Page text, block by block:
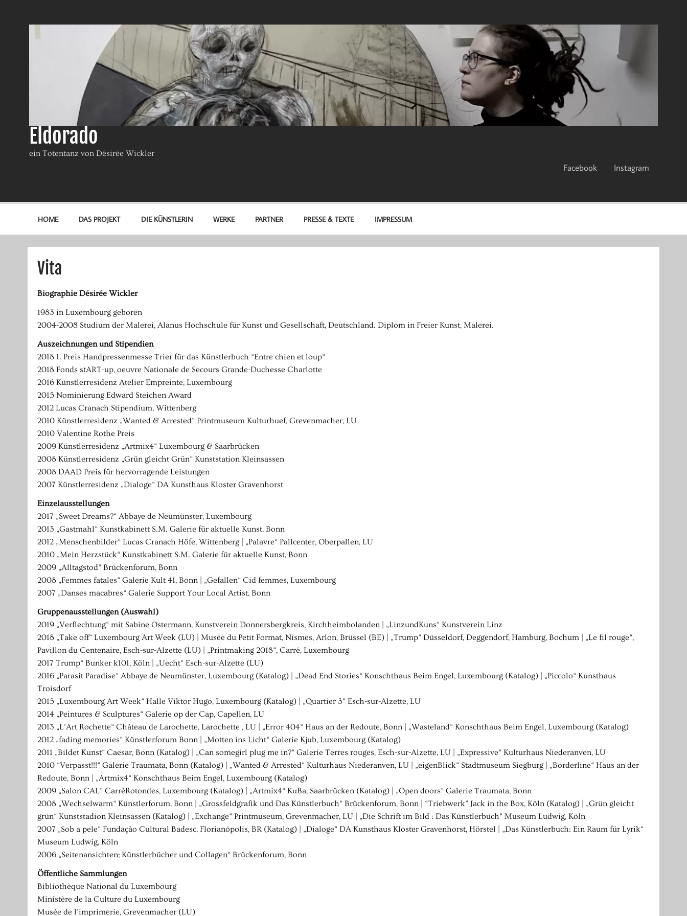
Eldorado
ein Totentanz von Désirée Wickler
Facebook Instagram
HOME DAS PROJEKT DIE KÜNSTLERIN WERKE PARTNER PRESSE & TEXTE IMPRESSUM
Vita
Biographie Désirée Wickler
1983 in Luxembourg geboren
2004-2008 Studium der Malerei, Alanus Hochschule für Kunst und Gesellschaft, Deutschland. Diplom in Freier Kunst, Malerei.
Auszeichnungen und Stipendien
2018 1. Preis Handpressenmesse Trier für das Künstlerbuch “Entre chien et loup“
2018 Fonds stART-up, oeuvre Nationale de Secours Grande-Duchesse Charlotte
2016 Künstlerresidenz Atelier Empreinte, Luxembourg
2015 Nominierung Edward Steichen Award
2012 Lucas Cranach Stipendium, Wittenberg
2010 Künstlerresidenz „Wanted & Arrested“ Printmuseum Kulturhuef, Grevenmacher, LU
2010 Valentine Rothe Preis
2009 Künstlerresidenz „Artmix4“ Luxembourg & Saarbrücken
2008 Künstlerresidenz „Grün gleicht Grün“ Kunststation Kleinsassen
2008 DAAD Preis für hervorragende Leistungen
2007 Künstlerresidenz „Dialoge“ DA Kunsthaus Kloster Gravenhorst
Einzelausstellungen
2017 „Sweet Dreams?“ Abbaye de Neumünster, Luxembourg
2013 „Gastmahl“ Kunstkabinett S.M. Galerie für aktuelle Kunst, Bonn
2012 „Menschenbilder“ Lucas Cranach Höfe, Wittenberg | „Palavre“ Pallcenter, Oberpallen, LU
2010 „Mein Herzstück“ Kunstkabinett S.M. Galerie für aktuelle Kunst, Bonn
2009 „Alltagstod“ Brückenforum, Bonn
2008 „Femmes fatales“ Galerie Kult 41, Bonn | „Gefallen“ Cid femmes, Luxembourg
2007 „Danses macabres“ Galerie Support Your Local Artist, Bonn
Gruppenausstellungen (Auswahl)
2019 „Verflechtung“ mit Sabine Ostermann, Kunstverein Donnersbergkreis, Kirchheimbolanden | „LinzundKuns“ Kunstverein Linz
2018 „Take off“ Luxembourg Art Week (LU) | Musée du Petit Format, Nismes, Arlon, Brüssel (BE) | „Trump“ Düsseldorf, Deggendorf, Hamburg, Bochum | „Le fil rouge“,
Pavillon du Centenaire, Esch-sur-Alzette (LU) | „Printmaking 2018“, Carré, Luxembourg
2017 Trump“ Bunker k101, Köln | „Uecht“ Esch-sur-Alzette (LU)
2016 „Parasit Paradise“ Abbaye de Neumünster, Luxembourg (Katalog) | „Dead End Stories“ Konschthaus Beim Engel, Luxembourg (Katalog) | „Piccolo“ Kunsthaus
Troisdorf
2015 „Luxembourg Art Week“ Halle Viktor Hugo, Luxembourg (Katalog) | „Quartier 3“ Esch-sur-Alzette, LU
2014 „Peintures & Sculptures“ Galerie op der Cap, Capellen, LU
2013 „L’Art Rochette“ Château de Larochette, Larochette , LU | „Error 404“ Haus an der Redoute, Bonn | „Wasteland“ Konschthaus Beim Engel, Luxembourg (Katalog)
2012 „fading memories“ Künstlerforum Bonn | „Motten ins Licht“ Galerie Kjub, Luxembourg (Katalog)
2011 „Bildet Kunst“ Caesar, Bonn (Katalog) | „Can somegirl plug me in?“ Galerie Terres rouges, Esch-sur-Alzette, LU | „Expressive“ Kulturhaus Niederanven, LU
2010 “Verpasst!!!“ Galerie Traumata, Bonn (Katalog) | „Wanted & Arrested“ Kulturhaus Niederanven, LU | „eigenBlick“ Stadtmuseum Siegburg | „Borderline“ Haus an der
Redoute, Bonn | „Artmix4“ Konschthaus Beim Engel, Luxembourg (Katalog)
2009 „Salon CAL“ CarréRotondes, Luxembourg (Katalog) | „Artmix4“ KuBa, Saarbrücken (Katalog) | „Open doors“ Galerie Traumata, Bonn
2008 „Wechselwarm“ Künstlerforum, Bonn | „Grossfeldgrafik und Das Künstlerbuch“ Brückenforum, Bonn | “Triebwerk” Jack in the Box, Köln (Katalog) | „Grün gleicht
grün“ Kunststadion Kleinsassen (Katalog) | „Exchange“ Printmuseum, Grevenmacher, LU | „Die Schrift im Bild : Das Künstlerbuch“ Museum Ludwig, Köln
2007 „Sob a pele“ Fundação Cultural Badesc, Florianópolis, BR (Katalog) | „Dialoge“ DA Kunsthaus Kloster Gravenhorst, Hörstel | „Das Künstlerbuch: Ein Raum für Lyrik“
Museum Ludwig, Köln
2006 „Seitenansichten; Künstlerbücher und Collagen“ Brückenforum, Bonn
Öffentliche Sammlungen
Bibliothèque National du Luxembourg
Ministère de la Culture du Luxembourg
Musée de l’imprimerie, Grevenmacher (LU)